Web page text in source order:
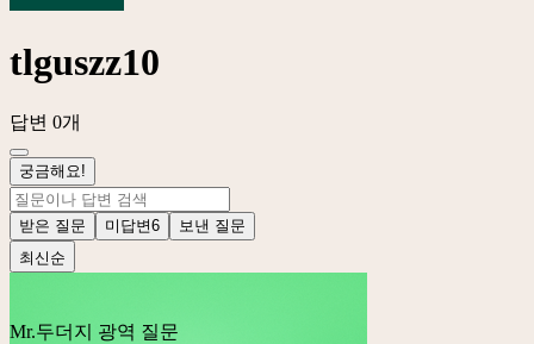
tlguszz10
답변 0개
궁금해요!
받은 질문 미답변6
보낸 질문
최신순
Mr.두더지
광역 질문